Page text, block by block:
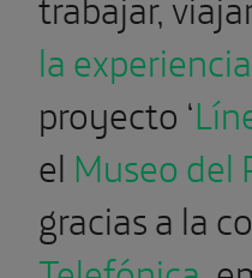
la
proyecto ‘
el Museo del
gracias a la